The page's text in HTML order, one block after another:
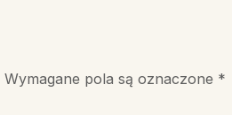
Wymagane pola są oznaczone *